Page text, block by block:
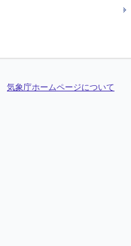
気象庁ホームページについて